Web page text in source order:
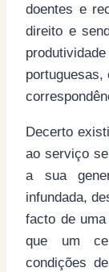
doentes e
direito e
portuguesas,
Decerto
ao serviço
a sua
infundada,
facto de
que um
condições